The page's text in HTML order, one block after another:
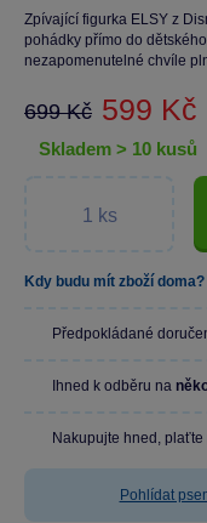
Zpívající figurka ELSY z
pohádky přímo do
nezapomenutelné chvíle
699 Kč 599 Kč
skladem > 10 kusů
Kdy budu mít zboží doma?
Předpokládané
Ihned k odběru na
Nakupujte hned,
Pohlídat